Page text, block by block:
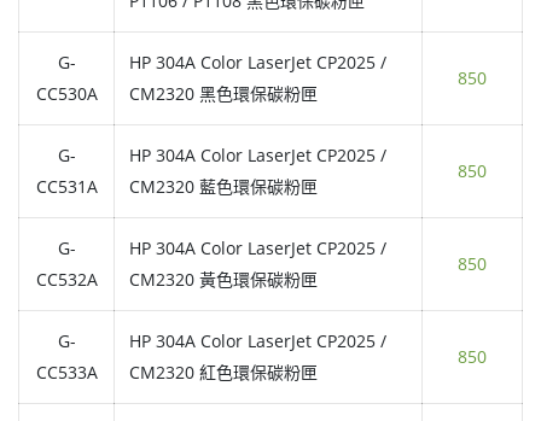
G-
CC530A
HP 304A Color LaserJet CP2025 /
CM2320 黑色環保碳粉匣
850
G-
CC531A
HP 304A Color LaserJet CP2025 /
CM2320 藍色環保碳粉匣
850
G-
CC532A
HP 304A Color LaserJet CP2025 /
CM2320 黃色環保碳粉匣
850
G-
CC533A
HP 304A Color LaserJet CP2025 /
CM2320 紅色環保碳粉匣
850